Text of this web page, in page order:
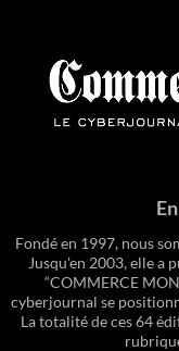
Fondé en 1997, nous
Jusqu'en 2003, elle a
“COMMERCE
cyberjournal se
La totalité de ces 64